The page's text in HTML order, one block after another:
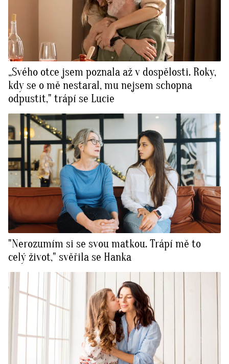
„Svého otce jsem poznala až v dospělosti. Roky,
kdy se o mě nestaral, mu nejsem schopna
odpustit," trápí se Lucie
"Nerozumím si se svou matkou. Trápí mě to
celý život," svěřila se Hanka